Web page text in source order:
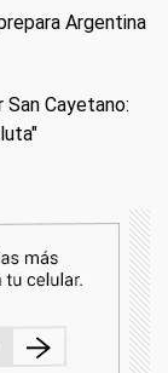
Argentina
Cayetano: